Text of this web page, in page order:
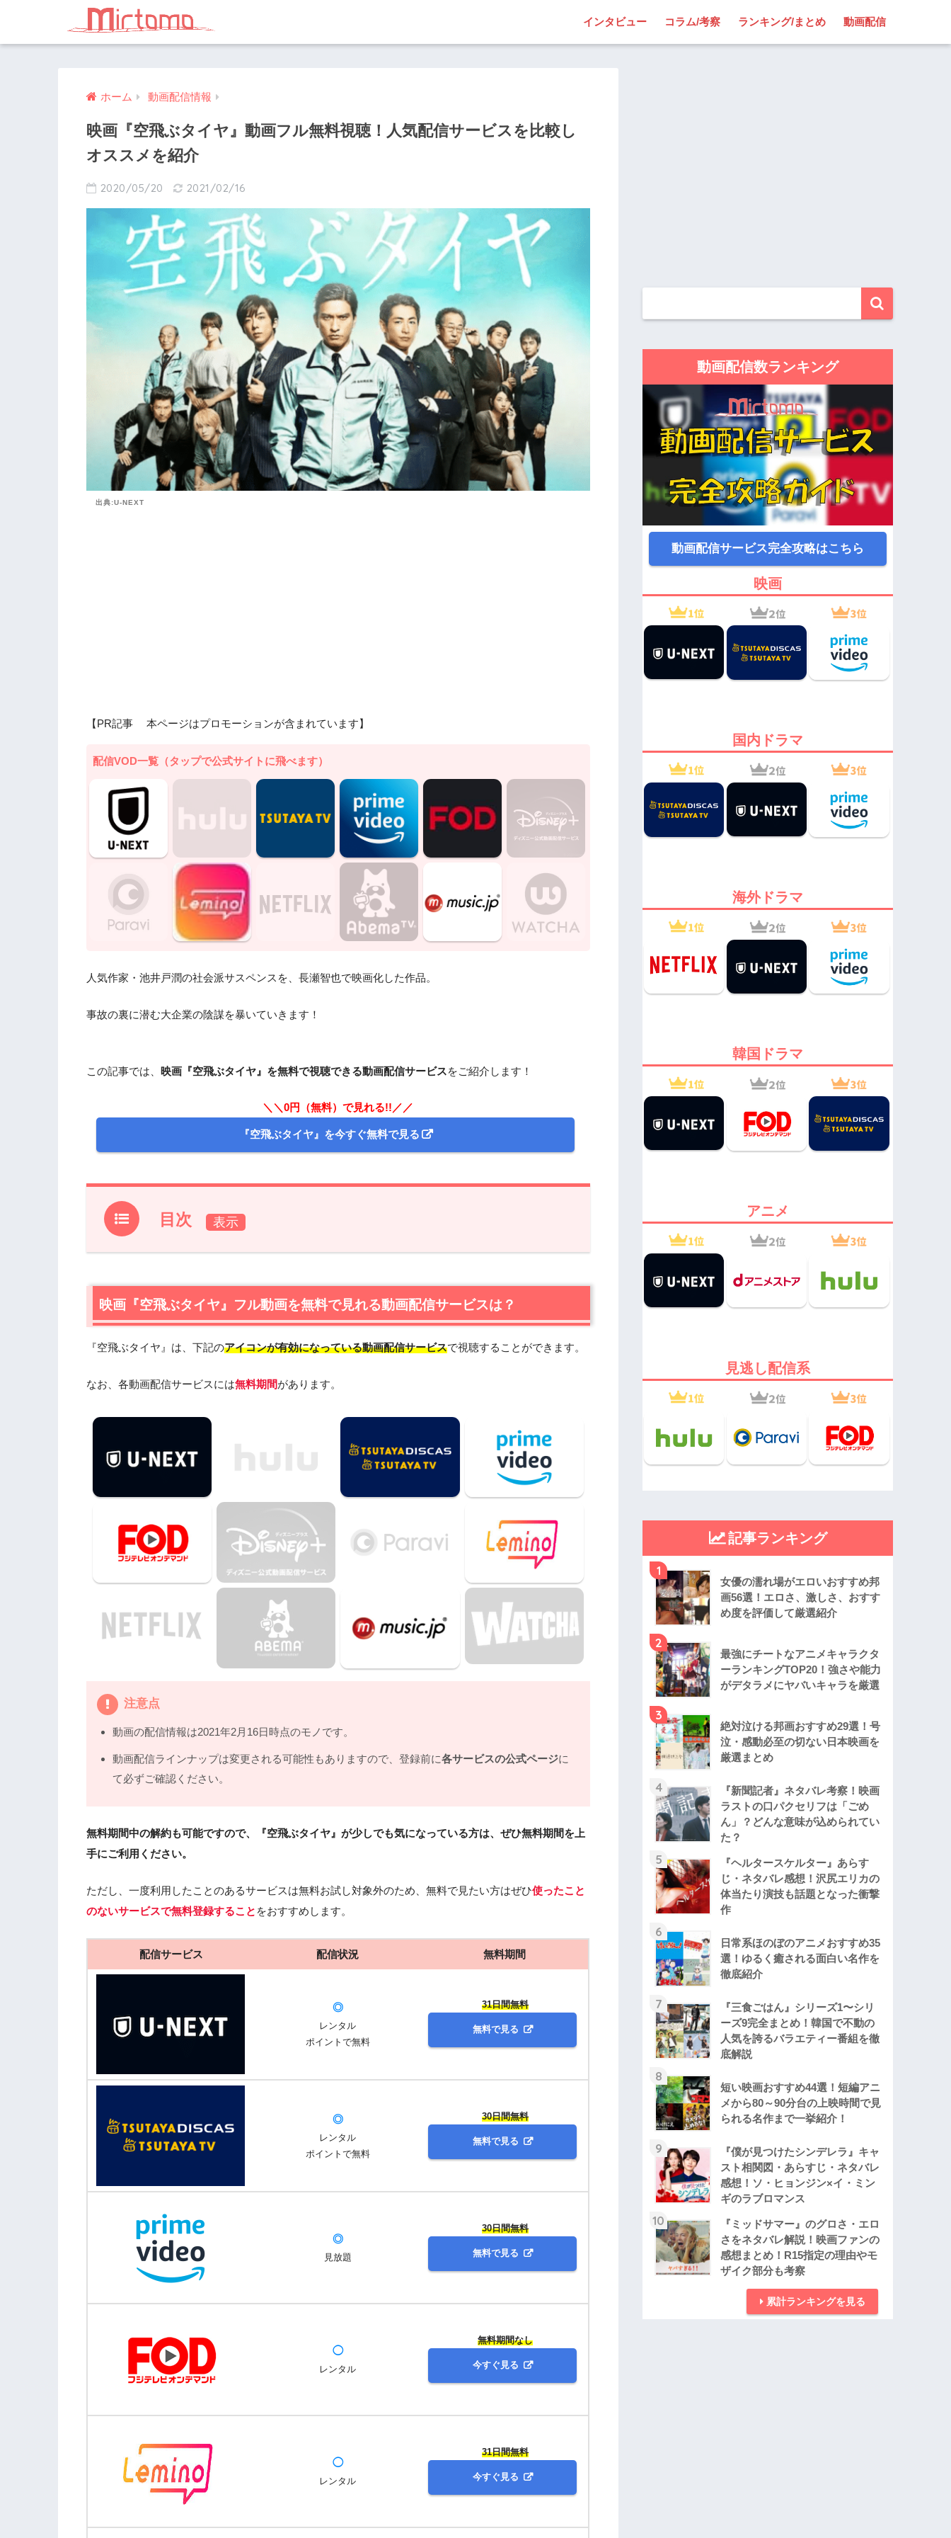
インタビュー コラム/考察 ランキング/まとめ 動画配信
ホーム 動画配信情報
映画『空飛ぶタイヤ』動画フル無料視聴！人気配信サービスを比較し
オススメを紹介
2020/05/20 2021/02/16
出典:U-NEXT
【PR記事 本ページはプロモーションが含まれています】
配信VOD一覧（タップで公式サイトに飛べます）
人気作家・池井戸潤の社会派サスペンスを、長瀬智也で映画化した作品。
事故の裏に潜む大企業の陰謀を暴いていきます！
この記事では、 映画『空飛ぶタイヤ』を無料で視聴できる動画配信サービスをご紹介します！
＼＼0円（無料）で見れる!!／／
『空飛ぶタイヤ』を今すぐ無料で見る
目次
1.映画『空飛ぶタイヤ』フル動画を無料で見れる動画配信サービスは？
映画『空飛ぶタイヤ』を動画配信＆宅配レンタルで楽しめるTSUTAYA TVもおすすめ
2.『空飛ぶタイヤ』作品情報
2.1『空飛ぶタイヤ』あらすじ
2.3『空飛ぶタイヤ』制作スタッフ
4. 映画『空飛ぶタイヤ』の動画はDailymotionやPandoraではなく、配信サービスで安全に見よ
映画『空飛ぶタイヤ』動画フル無料視聴まとめ
映画『空飛ぶタイヤ』フル動画を無料で見れる動画配信サービスは？
『空飛ぶタイヤ』は、下記のアイコンが有効になっている動画配信サービスで視聴することができます。
なお、各動画配信サービスには無料期間があります。
注意点
動画の配信情報は2021年2月16日時点のモノです。
動画配信ラインナップは変更される可能性もありますので、登録前に各サービスの公式ページに
て必ずご確認ください。
無料期間中の解約も可能ですので、『空飛ぶタイヤ』が少しでも気になっている方は、ぜひ無料期間を上
手にご利用ください。
ただし、一度利用したことのあるサービスは無料お試し対象外のため、無料で見たい方はぜひ使ったこと
のないサービスで無料登録すること をおすすめします。
配信サービス 配信状況 無料期間
◎
レンタル
ポイントで無料
31日間無料
無料で見る
◎
レンタル
ポイントで無料
30日間無料
無料で見る
◎
見放題
30日間無料
無料で見る
◯
レンタル
無料期間なし
今すぐ見る
◯
レンタル
31日間無料
今すぐ見る
動画配信数ランキング
動画配信サービス完全攻略はこちら
映画
国内ドラマ
海外ドラマ
韓国ドラマ
アニメ
見逃し配信系
記事ランキング
1
女優の濡れ場がエロいおすすめ邦
画56選！エロさ、激しさ、おすす
め度を評価して厳選紹介
2
最強にチートなアニメキャラクタ
ーランキングTOP20！強さや能力
がデタラメにヤバいキャラを厳選
3
絶対泣ける邦画おすすめ29選！号
泣・感動必至の切ない日本映画を
厳選まとめ
4
『新聞記者』ネタバレ考察！映画
ラストの口パクセリフは「ごめ
ん」？どんな意味が込められてい
た？
5
『ヘルタースケルター』あらす
じ・ネタバレ感想！沢尻エリカの
体当たり演技も話題となった衝撃
作
6
日常系ほのぼのアニメおすすめ35
選！ゆるく癒される面白い名作を
徹底紹介
7
『三食ごはん』シリーズ1〜シリ
ーズ9完全まとめ！韓国で不動の
人気を誇るバラエティー番組を徹
底解説
8
短い映画おすすめ44選！短編アニ
メから80～90分台の上映時間で見
られる名作まで一挙紹介！
9
『僕が見つけたシンデレラ』キャ
スト相関図・あらすじ・ネタバレ
感想！ソ・ヒョンジン×イ・ミン
ギのラブロマンス
10
『ミッドサマー』のグロさ・エロ
さをネタバレ解説！映画ファンの
感想まとめ！R15指定の理由やモ
ザイク部分も考察
累計ランキングを見る